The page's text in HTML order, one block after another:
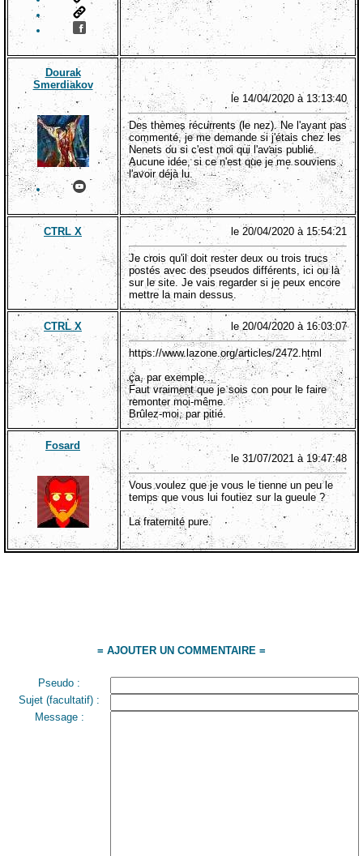
Dourak
Smerdiakov
le 14/04/2020 à 13:13:40
Des thèmes récurrents (le nez). Ne l'ayant pas
commenté, je me demande si j'étais chez les
Nenets ou si c'est moi qui l'avais publié.
Aucune idée, si ce n'est que je me souviens
l'avoir déjà lu.
CTRL X le 20/04/2020 à 15:54:21
Je crois qu'il doit rester deux ou trois trucs
postés avec des pseudos différents, ici ou là
sur le site. Je vais regarder si je peux encore
mettre la main dessus.
CTRL X le 20/04/2020 à 16:03:07
https://www.lazone.org/articles/2472.html
ça, par exemple...
Faut vraiment que je sois con pour le faire
remonter moi-même.
Brûlez-moi, par pitié.
Fosard
le 31/07/2021 à 19:47:48
Vous voulez que je vous le tienne un peu le
temps que vous lui foutiez sur la gueule ?
La fraternité pure.
= AJOUTER UN COMMENTAIRE =
Pseudo :
Sujet (facultatif) :
Message :